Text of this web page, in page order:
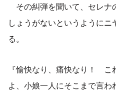
その糾弾を聞いて、セレナ
しょうがないというように
る。
『愉快なり、痛快なり！
よ、小娘一人にそこまで言